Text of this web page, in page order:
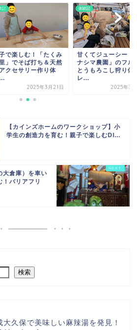
記
で楽しむ！「たくみ
」でそば打ち＆天然
クセサリー作り体
2025年3月21日
体験記
甘くてジューシー！
ナシマ農園」のフル
とうもろこし狩り体
レ...
2025年3
【カインズホームのワークショップ】小
学生の創造力を育む！親子で楽しむDI...
大倉庫）を車い
！バリアフリ
検索
久保で美味しい麻辣湯を発見！